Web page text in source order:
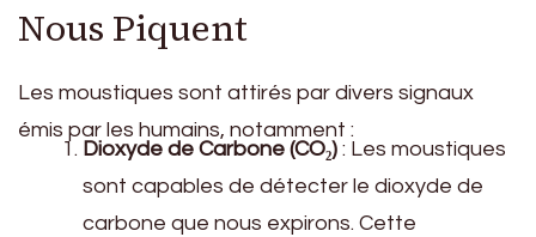
Nous Piquent
Les moustiques sont attirés par divers signaux
émis par les humains, notamment :
Dioxyde de Carbone (CO₂) : Les moustiques
sont capables de détecter le dioxyde de
carbone que nous expirons. Cette